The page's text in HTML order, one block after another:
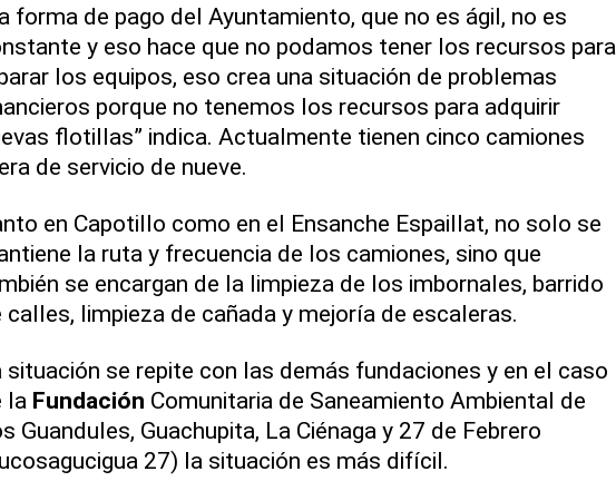
forma de pago del Ayuntamiento, que no es ágil, no es
y eso hace que no podamos tener los recursos para
los equipos, eso crea una situación de problemas
porque no tenemos los recursos para adquirir
flotillas” indica. Actualmente tienen cinco camiones
de servicio de nueve.
en Capotillo como en el Ensanche Espaillat, no solo se
la ruta y frecuencia de los camiones, sino que
se encargan de la limpieza de los imbornales, barrido
calles, limpieza de cañada y mejoría de escaleras.
situación se repite con las demás fundaciones y en el caso
la Fundación Comunitaria de Saneamiento Ambiental de
Guandules, Guachupita, La Ciénaga y 27 de Febrero
27) la situación es más difícil.